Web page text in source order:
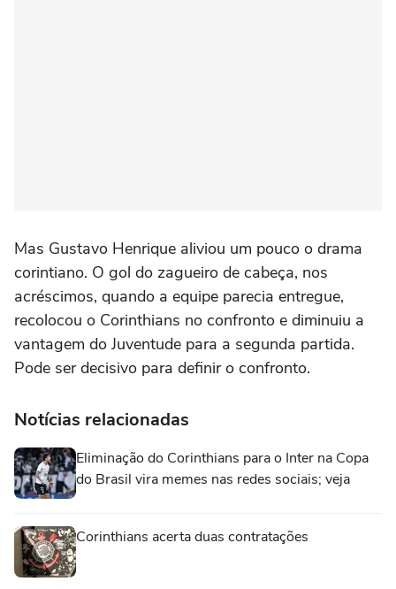
Mas Gustavo Henrique aliviou um pouco o drama
corintiano. O gol do zagueiro de cabeça, nos
acréscimos, quando a equipe parecia entregue,
recolocou o Corinthians no confronto e diminuiu a
vantagem do Juventude para a segunda partida.
Pode ser decisivo para definir o confronto.
Notícias relacionadas
Eliminação do Corinthians para o Inter na Copa
do Brasil vira memes nas redes sociais; veja
Corinthians acerta duas contratações